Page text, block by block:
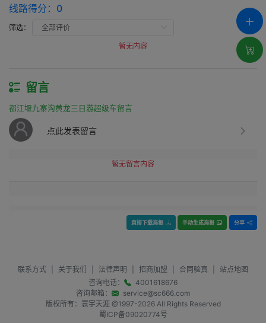
线路得分： 0
筛选：
暂无内容
留言
都江堰九寨沟黄龙三日游超级车留言
点此发表留言
暂无留言内容
直接下载海报 手动生成海报 分享
联系方式 关于我们 法律声明 招商加盟 合同验真
站点地图
咨询电话：
4001618676
咨询邮箱：
service@sc666.com
版权所有：寰宇天涯 @1997-2026All Rights Reserved
蜀ICP备09020774号